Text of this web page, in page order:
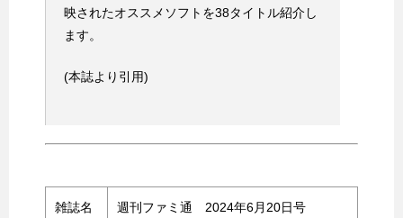
映されたオススメソフトを38タイトル紹介し
ます。
(本誌より引用)
雑誌名 週刊ファミ通 2024年6月20日号